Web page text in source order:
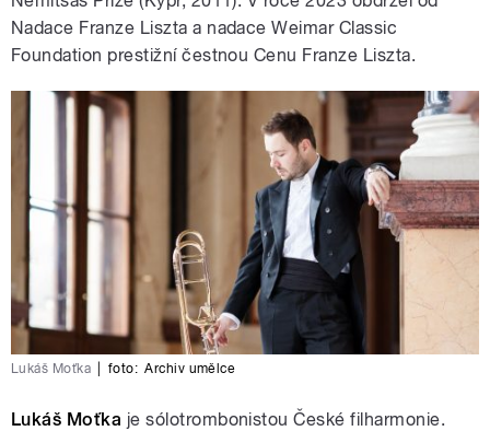
Nadace Franze Liszta a nadace Weimar Classic
Foundation prestižní čestnou Cenu Franze Liszta.
Lukáš Moťka foto: Archiv umělce
Lukáš Moťka je sólotrombonistou České filharmonie.